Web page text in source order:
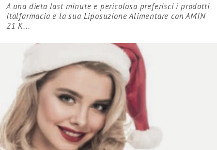
A una dieta last minute e pericolosa preferisci i prodotti
Italfarmacia e la sua Liposuzione Alimentare con AMIN
21 K...